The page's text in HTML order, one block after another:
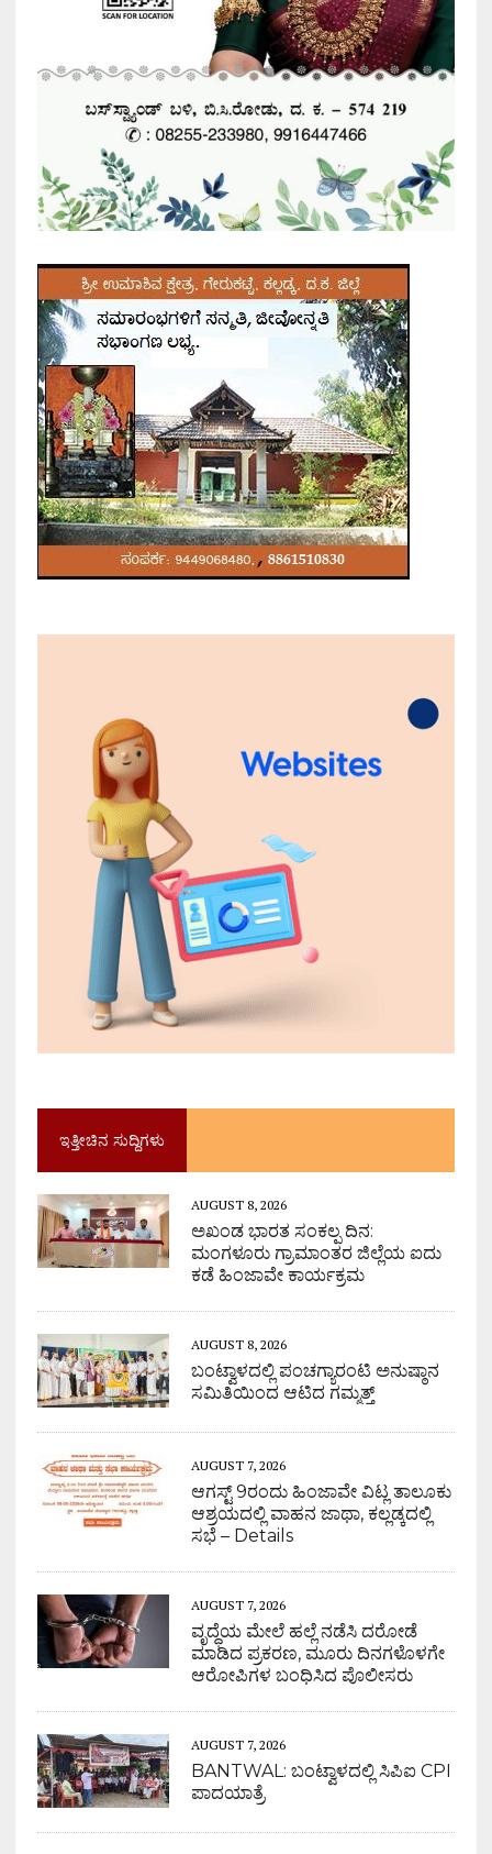
ಇತ್ತೀಚಿನ ಸುದ್ದಿಗಳು
AUGUST 8, 2026
ಅಖಂಡ ಭಾರತ ಸಂಕಲ್ಪ ದಿನ:
ಮಂಗಳೂರು ಗ್ರಾಮಾಂತರ ಜಿಲ್ಲೆಯ ಐದು
ಕಡೆ ಹಿಂಜಾವೇ ಕಾರ್ಯಕ್ರಮ
AUGUST 8, 2026
ಬಂಟ್ವಾಳದಲ್ಲಿ ಪಂಚಗ್ಯಾರಂಟಿ ಅನುಷ್ಠಾನ
ಸಮಿತಿಯಿಂದ ಆಟಿದ ಗಮ್ಮತ್ತ್
AUGUST 7, 2026
ಆಗಸ್ಟ್ 9ರಂದು ಹಿಂಜಾವೇ ವಿಟ್ಲ ತಾಲೂಕು
ಆಶ್ರಯದಲ್ಲಿ ವಾಹನ ಜಾಥಾ, ಕಲ್ಲಡ್ಕದಲ್ಲಿ
ಸಭೆ – Details
AUGUST 7, 2026
ವೃದ್ಧೆಯ ಮೇಲೆ ಹಲ್ಲೆ ನಡೆಸಿ ದರೋಡೆ
ಮಾಡಿದ ಪ್ರಕರಣ, ಮೂರು ದಿನಗಳೊಳಗೇ
ಆರೋಪಿಗಳ ಬಂಧಿಸಿದ ಪೊಲೀಸರು
AUGUST 7, 2026
BANTWAL: ಬಂಟ್ವಾಳದಲ್ಲಿ ಸಿಪಿಐ CPI
ಪಾದಯಾತ್ರೆ